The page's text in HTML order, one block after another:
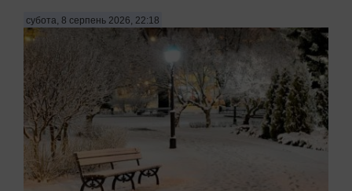
субота, 8 серпень 2026, 22:18